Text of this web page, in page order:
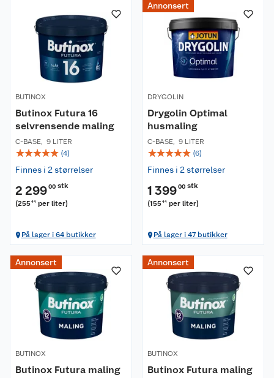
BUTINOX
Butinox Futura 16
selvrensende maling
C-BASE, 9 LITER
☆☆☆☆☆ (4)
Finnes i 2 størrelser
2 29900 stk
(25544 per liter)
På lager i 64 butikker
Annonsert
DRYGOLIN
Drygolin Optimal
husmaling
C-BASE, 9 LITER
☆☆☆☆☆ (6)
Finnes i 2 størrelser
1 39900 stk
(15544 per liter)
På lager i 47 butikker
Annonsert
BUTINOX
Butinox Futura maling
Annonsert
BUTINOX
Butinox Futura maling